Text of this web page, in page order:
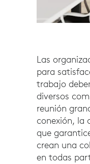
Las
para
trabajo
diversos
reunión
conexión, la
que
crean una
en todas